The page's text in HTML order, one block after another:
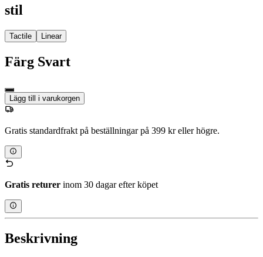
stil
Tactile Linear
Färg Svart
Lägg till i varukorgen
Gratis standardfrakt på beställningar på 399 kr eller högre.
Gratis returer inom 30 dagar efter köpet
Beskrivning